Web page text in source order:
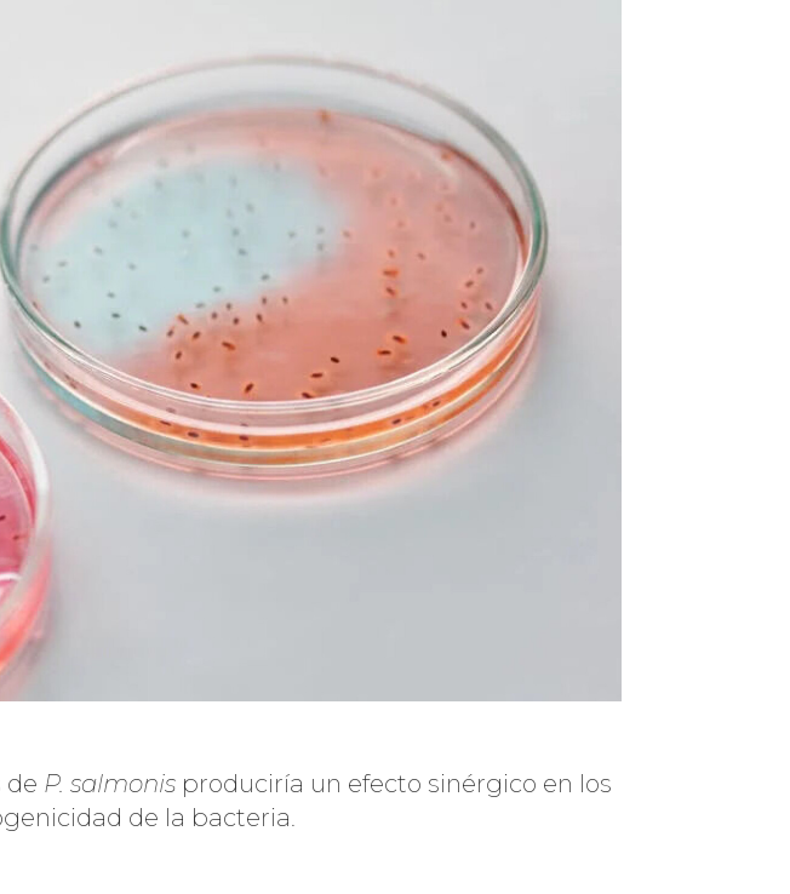
de P. salmonis produciría un efecto sinérgico en los
de la bacteria.